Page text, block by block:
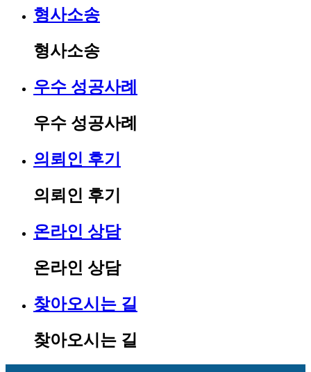
형사소송
형사소송
우수 성공사례
우수 성공사례
의뢰인 후기
의뢰인 후기
온라인 상담
온라인 상담
찾아오시는 길
찾아오시는 길